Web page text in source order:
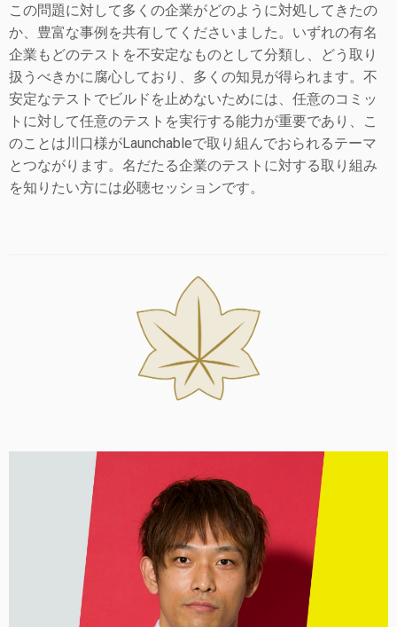
この問題に対して多くの企業がどのように対処してきたの
か、豊富な事例を共有してくださいました。いずれの有名
企業もどのテストを不安定なものとして分類し、どう取り
扱うべきかに腐心しており、多くの知見が得られます。不
安定なテストでビルドを止めないためには、 任意のコミッ
トに対して任意のテストを実行する能力が重要であり、こ
のことは川口様がLaunchableで取り組んでおられるテーマ
とつながります。名だたる企業のテストに対する取り組み
を知りたい方には必聴セッションです。